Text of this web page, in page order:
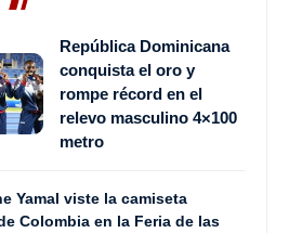
República Dominicana
conquista el oro y
rompe récord en el
relevo masculino 4×100
metro
Yamal viste la camiseta
Colombia en la Feria de las